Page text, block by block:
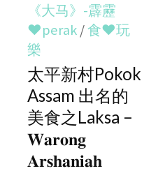
《大马》-霹靂
♥perak/食♥玩
樂
太平新村Pokok
Assam 出名的
美食之Laksa –
𝐖𝐚𝐫𝐨𝐧𝐠
𝐀𝐫𝐬𝐡𝐚𝐧𝐢𝐚𝐡